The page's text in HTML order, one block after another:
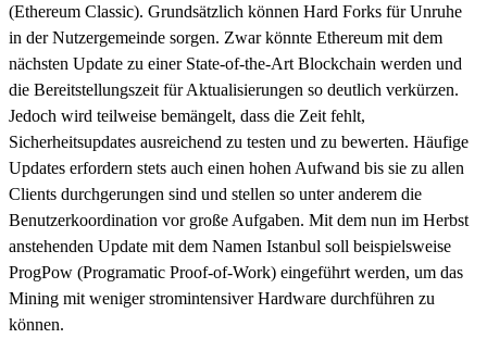
(Ethereum Classic). Grundsätzlich können Hard Forks für Unruhe
in der Nutzergemeinde sorgen. Zwar könnte Ethereum mit dem
nächsten Update zu einer State-of-the-Art Blockchain werden und
die Bereitstellungszeit für Aktualisierungen so deutlich verkürzen.
Jedoch wird teilweise bemängelt, dass die Zeit fehlt,
Sicherheitsupdates ausreichend zu testen und zu bewerten. Häufige
Updates erfordern stets auch einen hohen Aufwand bis sie zu allen
Clients durchgerungen sind und stellen so unter anderem die
Benutzerkoordination vor große Aufgaben. Mit dem nun im Herbst
anstehenden Update mit dem Namen Istanbul soll beispielsweise
ProgPow (Programatic Proof-of-Work) eingeführt werden, um das
Mining mit weniger stromintensiver Hardware durchführen zu
können.